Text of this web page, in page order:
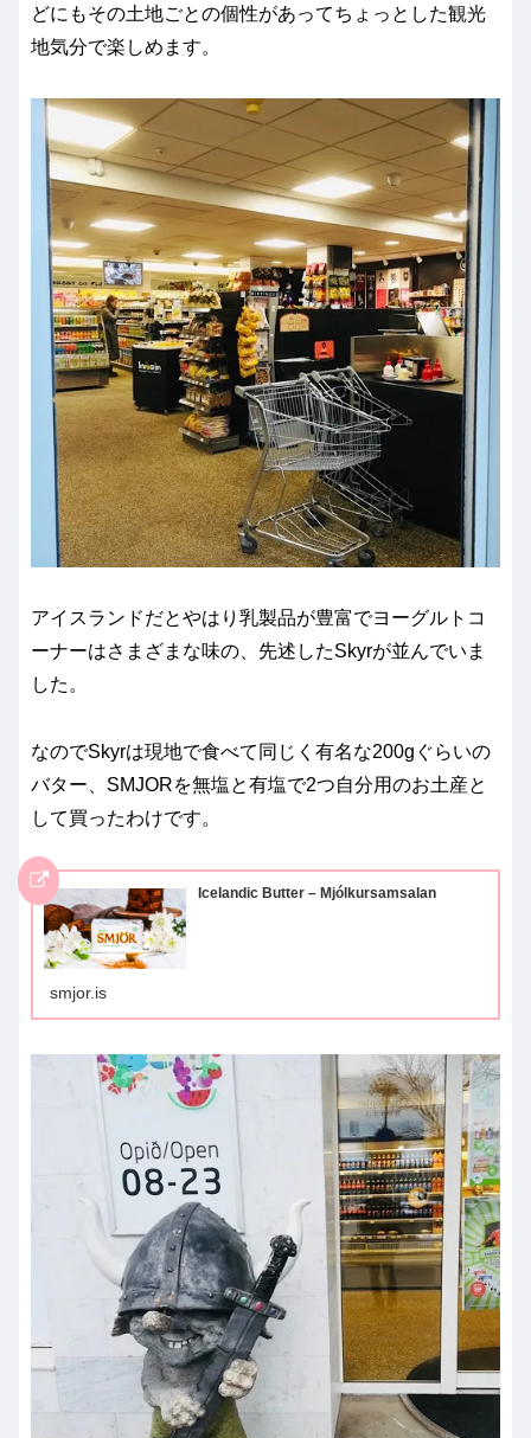
どにもその土地ごとの個性があってちょっとした観光
地気分で楽しめます。
アイスランドだとやはり乳製品が豊富でヨーグルトコ
ーナーはさまざまな味の、先述したSkyrが並んでいま
した。
なのでSkyrは現地で食べて同じく有名な200gぐらいの
バター、SMJORを無塩と有塩で2つ自分用のお土産と
して買ったわけです。
Icelandic Butter – Mjólkursamsalan
smjor.is